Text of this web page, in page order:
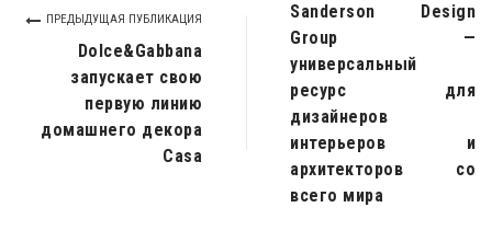
ПРЕДЫДУЩАЯ ПУБЛИКАЦИЯ
Dolce&Gabbana
запускает свою
первую линию
домашнего декора
Casa
Sanderson Design
Group —
универсальный
ресурс для
дизайнеров
интерьеров и
архитекторов со
всего мира